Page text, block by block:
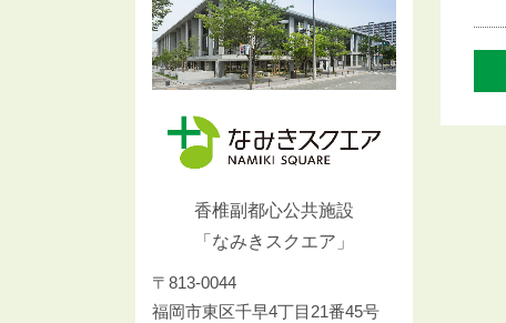
香椎副都心公共施設
「なみきスクエア」
〒813-0044
福岡市東区千早4丁目21番45号